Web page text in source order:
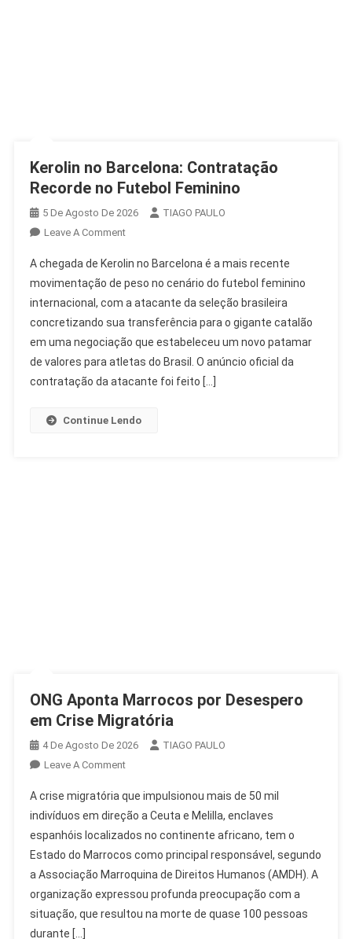
Kerolin no Barcelona: Contratação
Recorde no Futebol Feminino
5 De Agosto De 2026
TIAGO PAULO
Leave A CommentOn
No
Barcelona:
Contratação
Recorde
No
Futebol
Feminino
A chegada de Kerolin no Barcelona é a mais recente
movimentação de peso no cenário do futebol feminino
internacional, com a atacante da seleção brasileira
concretizando sua transferência para o gigante catalão
em uma negociação que estabeleceu um novo patamar
de valores para atletas do Brasil. O anúncio oficial da
contratação da atacante foi feito […]
Continue Lendo
ONG Aponta Marrocos por Desespero
em Crise Migratória
4 De Agosto De 2026
TIAGO PAULO
Leave A CommentOn
Aponta
Marrocos
Por
Desespero
Em
Crise
Migratória
A crise migratória que impulsionou mais de 50 mil
indivíduos em direção a Ceuta e Melilla, enclaves
espanhóis localizados no continente africano, tem o
Estado do Marrocos como principal responsável, segundo
a Associação Marroquina de Direitos Humanos (AMDH). A
organização expressou profunda preocupação com a
situação, que resultou na morte de quase 100 pessoas
durante […]